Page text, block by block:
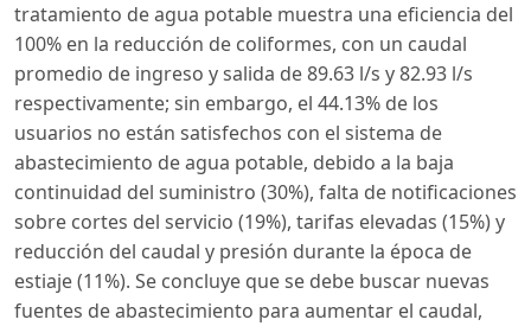
tratamiento de agua potable muestra una eficiencia del
100% en la reducción de coliformes, con un caudal
promedio de ingreso y salida de 89.63 l/s y 82.93 l/s
respectivamente; sin embargo, el 44.13% de los
usuarios no están satisfechos con el sistema de
abastecimiento de agua potable, debido a la baja
continuidad del suministro (30%), falta de notificaciones
sobre cortes del servicio (19%), tarifas elevadas (15%) y
reducción del caudal y presión durante la época de
estiaje (11%). Se concluye que se debe buscar nuevas
fuentes de abastecimiento para aumentar el caudal,